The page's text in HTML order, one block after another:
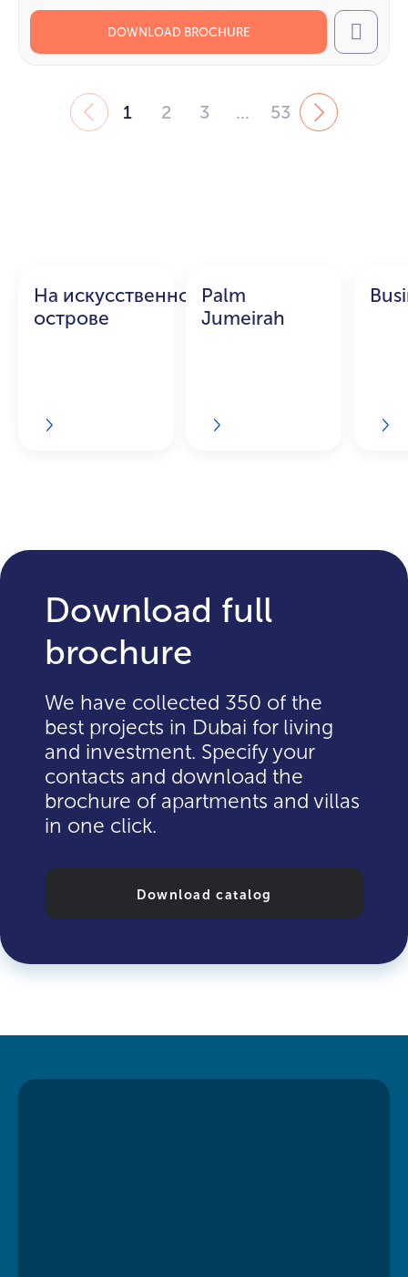
DOWNLOAD BROCHURE Call
1 2 3 ... 53
На искусственном
острове
Palm
Jumeirah
Download full
brochure
We have collected 350 of the
best projects in Dubai for living
and investment. Specify your
contacts and download the
brochure of apartments and villas
in one click.
Download catalog